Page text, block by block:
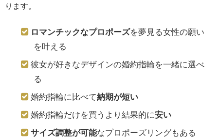
ります。
ロマンチックなプロポーズを夢見る女性の願い
を叶える
彼女が好きなデザインの婚約指輪を一緒に選べ
る
婚約指輪に比べて納期が短い
婚約指輪だけを買うより結果的に安い
サイズ調整が可能なプロポーズリングもある